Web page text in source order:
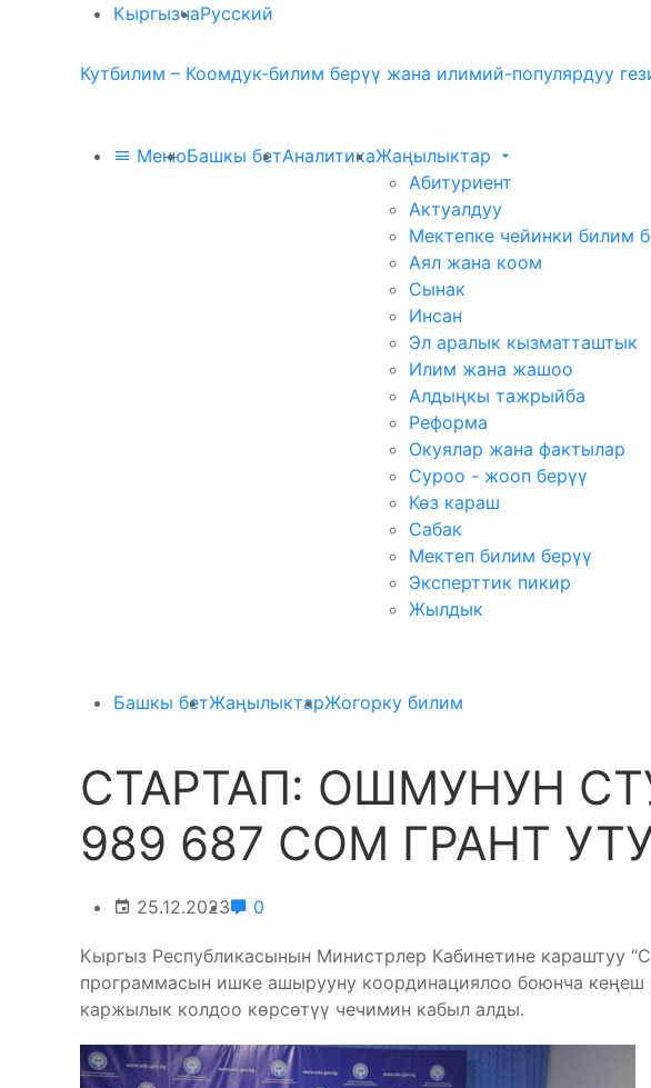
КыргызчаРусский
Кутбилим – Коомдук-билим берүү жана илимий-популярдуу
МенюБашкы бетАналитикаЖаңылыктар
Абитуриент
Актуалдуу
Мектепке чейинки билим
Аял жана коом
Сынак
Инсан
Эл аралык кызматташтык
Илим жана жашоо
Алдыңкы тажрыйба
Реформа
Окуялар жана фактылар
Суроо - жооп берүү
Көз караш
Сабак
Мектеп билим берүү
Эксперттик пикир
Жылдык
Башкы бетЖаңылыктарЖогорку билим
СТАРТАП: ОШМУНУН
989 687 СОМ ГРАНТ
25.12.2023 0
Кыргыз Республикасынын Министрлер Кабинетине караштуу
программасын ишке ашырууну координациялоо боюнча кеңеш
каржылык колдоо көрсөтүү чечимин кабыл алды.